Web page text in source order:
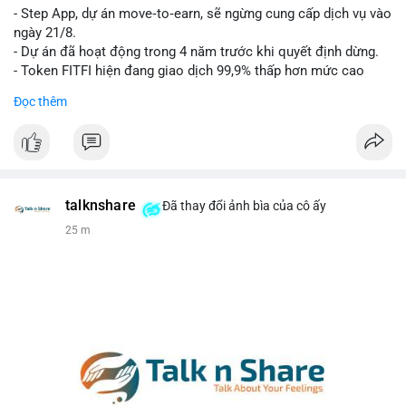
Lời khuyên cho nhà đầu tư nhỏ lẻ: Theo dõi xác nhận của giao
dịch này. Nếu BTC tiếp tục bị rút khỏi sàn với tần suất tăng, đó
là tín hiệu tích cực cho xu hướng tăng giá. Hạn chế hành động
- Step App, dự án move‑to‑earn, sẽ ngừng cung cấp dịch vụ vào
ngày 21/8.
- Dự án đã hoạt động trong 4 năm trước khi quyết định dừng.
- Token FITFI hiện đang giao dịch 99,9% thấp hơn mức cao
#vlikevn #titanbot
Đọc thêm
talknshare Đã thay đổi ảnh bìa của cô ấy
25 m